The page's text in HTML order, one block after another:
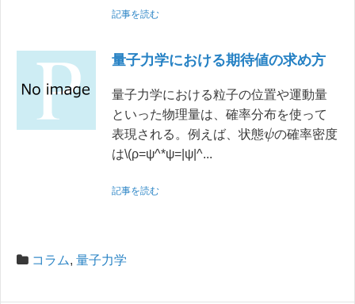
記事を読む
量子力学における期待値の求め方
量子力学における粒子の位置や運動量
といった物理量は、確率分布を使って
表現される。例えば、状態ψの確率密度
は\(ρ=ψ^*ψ=|ψ|^...
記事を読む
コラム, 量子力学